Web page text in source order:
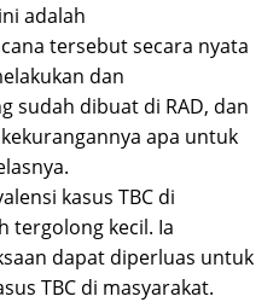
adalah
tersebut secara nyata
dan
sudah dibuat di RAD, dan
apa untuk
kasus TBC di
tergolong kecil. Ia
dapat diperluas untuk
TBC di masyarakat.